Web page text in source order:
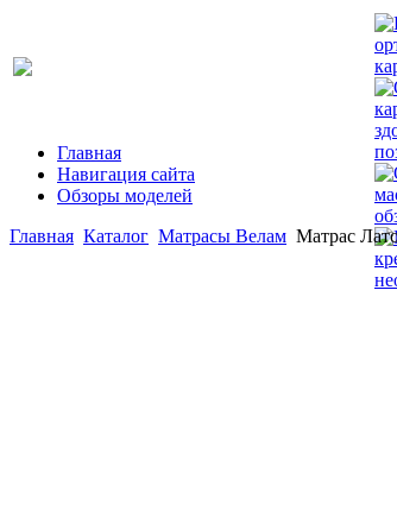
Главная
Навигация сайта
Обзоры моделей
Главная Каталог Матрасы Велам Матрас